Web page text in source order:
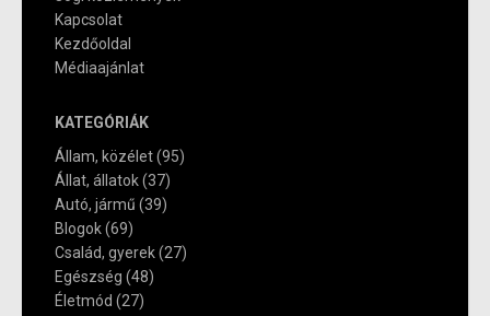
Kapcsolat
Kezdőoldal
Médiaajánlat
KATEGÓRIÁK
Állam, közélet(95)
Állat, állatok(37)
Autó, jármű (39)
Blogok(69)
Család, gyerek(27)
Egészség (48)
Életmód (27)